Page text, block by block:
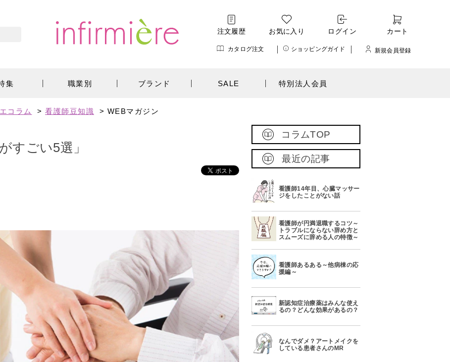
注文履歴 お気に入り ログイン カート
カタログ注文 ショッピングガイド 新規会員登録
集 職業別 ブランド SALE 特別法人会員
コラム > 看護師豆知識 > WEBマガジン
すごい5選」
コラムTOP
最近の記事
看護師14年目、心臓マッサー
ジをしたことがない話
看護師が円満退職するコツ～
トラブルにならない辞め方と
スムーズに辞める人の特徴～
看護師あるある～他病棟の応
援編～
新認知症治療薬はみんな使え
るの？どんな効果があるの？
なんでダメ？アートメイクを
している患者さんのMR